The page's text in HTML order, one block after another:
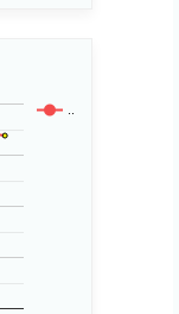
..